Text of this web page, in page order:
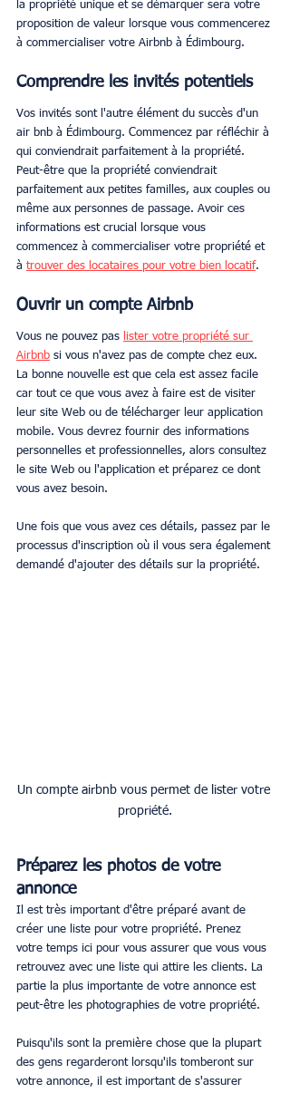
la propriété unique et se démarquer sera votre
proposition de valeur lorsque vous commencerez
à commercialiser votre Airbnb à Édimbourg.
Comprendre les invités potentiels
Vos invités sont l'autre élément du succès d'un
air bnb à Édimbourg. Commencez par réfléchir à
qui conviendrait parfaitement à la propriété.
Peut-être que la propriété conviendrait
parfaitement aux petites familles, aux couples ou
même aux personnes de passage. Avoir ces
informations est crucial lorsque vous
commencez à commercialiser votre propriété et
à trouver des locataires pour votre bien locatif.
Ouvrir un compte Airbnb
Vous ne pouvez pas lister votre propriété sur
Airbnb si vous n'avez pas de compte chez eux.
La bonne nouvelle est que cela est assez facile
car tout ce que vous avez à faire est de visiter
leur site Web ou de télécharger leur application
mobile. Vous devrez fournir des informations
personnelles et professionnelles, alors consultez
le site Web ou l'application et préparez ce dont
vous avez besoin.
Une fois que vous avez ces détails, passez par le
processus d'inscription où il vous sera également
demandé d'ajouter des détails sur la propriété.
Un compte airbnb vous permet de lister votre
propriété.
Préparez les photos de votre
annonce
Il est très important d'être préparé avant de
créer une liste pour votre propriété. Prenez
votre temps ici pour vous assurer que vous vous
retrouvez avec une liste qui attire les clients. La
partie la plus importante de votre annonce est
peut-être les photographies de votre propriété.
Puisqu'ils sont la première chose que la plupart
des gens regarderont lorsqu'ils tomberont sur
votre annonce, il est important de s'assurer